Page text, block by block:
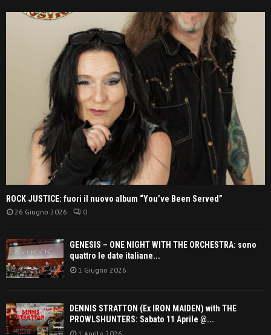
ROCK JUSTICE: fuori il nuovo album “You’ve Been Served”
26 Giugno 2026 0
GENESIS – ONE NIGHT WITH THE ORCHESTRA: sono
quattro le date italiane...
1 Giugno 2026
DENNIS STRATTON (Ex IRON MAIDEN) with THE
PROWLSHUNTERS: Sabato 11 Aprile @...